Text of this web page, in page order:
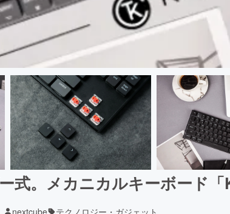
式。メカニカルキーボード「
nextcube テクノロジー・ガジェット